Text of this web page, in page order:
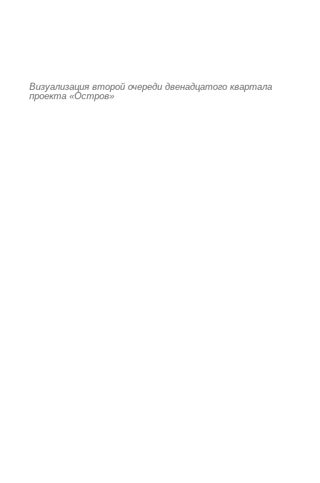
Визуализация второй очереди двенадцатого квартала
проекта «Остров»